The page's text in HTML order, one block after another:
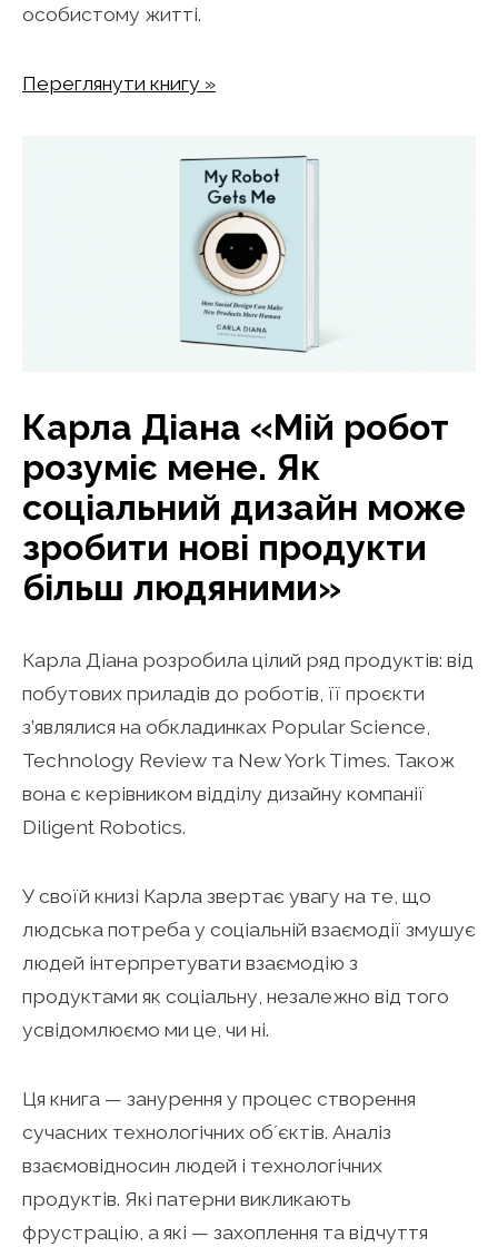
особистому житті.
Переглянути книгу »
Карла Діана «Мій робот
розуміє мене. Як
соціальний дизайн може
зробити нові продукти
більш людяними»
Карла Діана розробила цілий ряд продуктів: від
побутових приладів до роботів, її проєкти
з’являлися на обкладинках Popular Science,
Technology Review та New York Times. Також
вона є керівником відділу дизайну компанії
Diligent Robotics.
У своїй книзі Карла звертає увагу на те, що
людська потреба у соціальній взаємодії змушує
людей інтерпретувати взаємодію з
продуктами як соціальну, незалежно від того
усвідомлюємо ми це, чи ні.
Ця книга — занурення у процес створення
сучасних технологічних обʼєктів. Аналіз
взаємовідносин людей і технологічних
продуктів. Які патерни викликають
фрустрацію, а які — захоплення та відчуття